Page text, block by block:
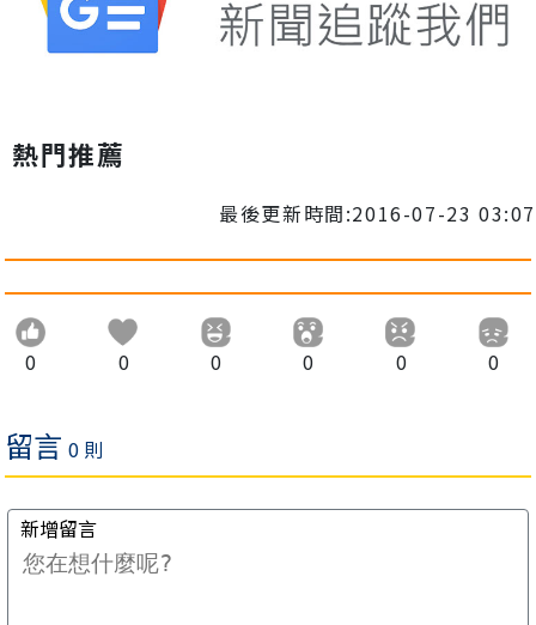
熱門推薦
最後更新時間:2016-07-23 03:07
0 0 0 0 0 0